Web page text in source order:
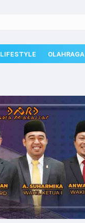
LIFESTYLE OLAHRAGA